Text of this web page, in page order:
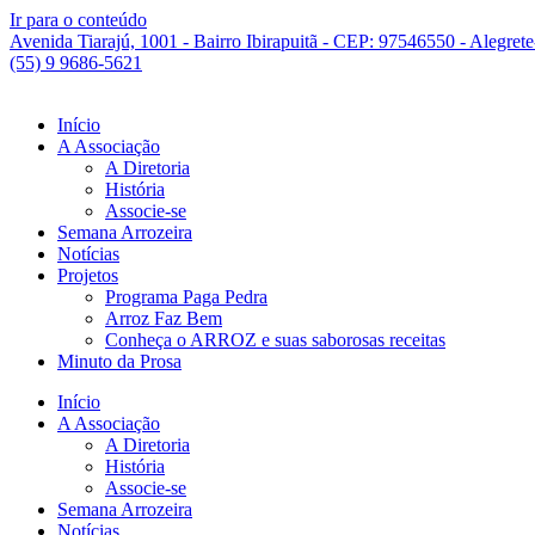
Ir para o conteúdo
Avenida Tiarajú, 1001 - Bairro Ibirapuitã - CEP: 97546550 -
(55) 9 9686-5621
Início
A Associação
A Diretoria
História
Associe-se
Semana Arrozeira
Notícias
Projetos
Programa Paga Pedra
Arroz Faz Bem
Conheça o ARROZ e suas saborosas receitas
Minuto da Prosa
Início
A Associação
A Diretoria
História
Associe-se
Semana Arrozeira
Notícias